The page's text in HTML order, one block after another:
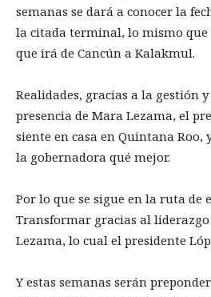
semanas se dará a conocer la
la citada terminal, lo mismo que
que irá de Cancún a Kalakmul.
Realidades, gracias a la gestión
presencia de Mara Lezama, el
siente en casa en Quintana
la gobernadora qué mejor.
Por lo que se sigue en la ruta de
Transformar gracias al
Lezama, lo cual el presidente
Y estas semanas serán